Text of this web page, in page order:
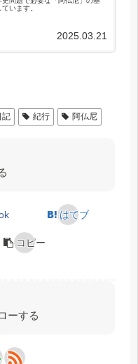
います。
2025.03.21
記 紀行 阿仏尼
はてブ
コピー
ーする